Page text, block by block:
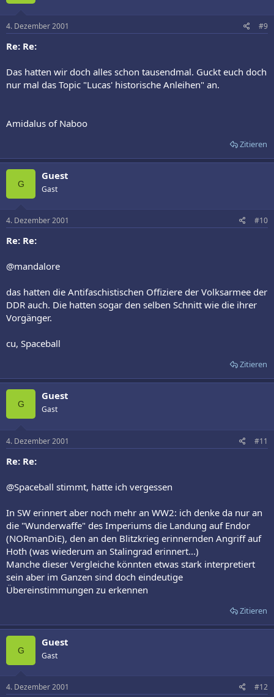
4. Dezember 2001 #9
Re: Re:
Das hatten wir doch alles schon tausendmal. Guckt euch doch
nur mal das Topic "Lucas' historische Anleihen" an.
Amidalus of Naboo
Zitieren
G
Guest
Gast
4. Dezember 2001 #10
Re: Re:
@mandalore
das hatten die Antifaschistischen Offiziere der Volksarmee der
DDR auch. Die hatten sogar den selben Schnitt wie die ihrer
Vorgänger.
cu, Spaceball
Zitieren
G
Guest
Gast
4. Dezember 2001 #11
Re: Re:
@Spaceball stimmt, hatte ich vergessen
In SW erinnert aber noch mehr an WW2: ich denke da nur an
die "Wunderwaffe" des Imperiums die Landung auf Endor
(NORmanDiE), den an den Blitzkrieg erinnernden Angriff auf
Hoth (was wiederum an Stalingrad erinnert...)
Manche dieser Vergleiche könnten etwas stark interpretiert
sein aber im Ganzen sind doch eindeutige
Übereinstimmungen zu erkennen
Zitieren
G
Guest
Gast
4. Dezember 2001 #12